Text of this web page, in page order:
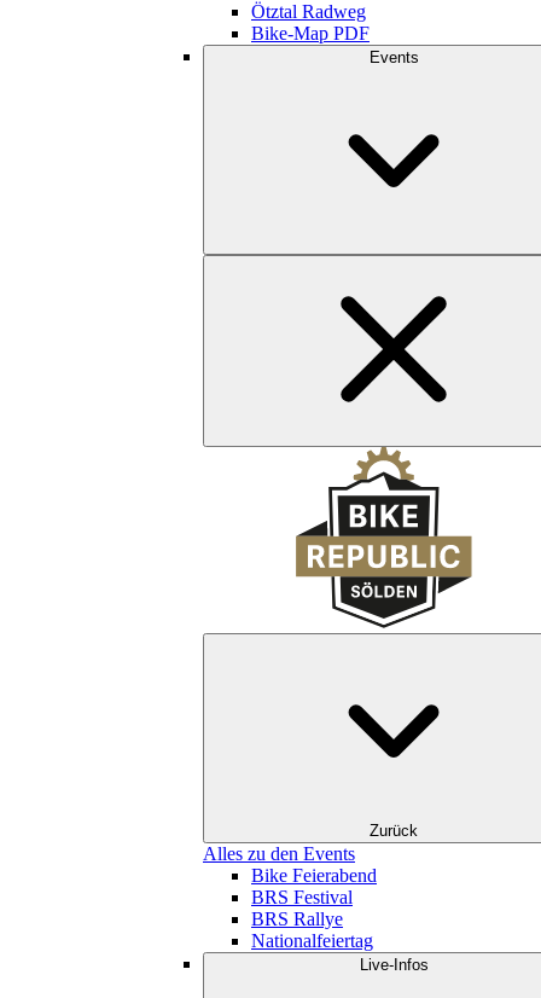
Ötztal Radweg
Bike-Map PDF
Events
Zurück
Alles zu den Events
Bike Feierabend
BRS Festival
BRS Rallye
Nationalfeiertag
Live-Infos